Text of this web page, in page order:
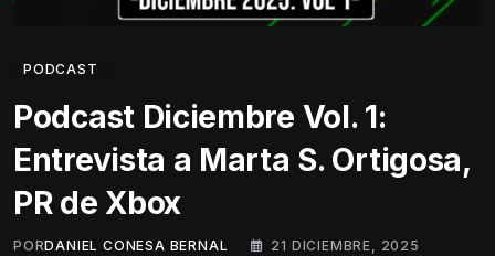
PODCAST
Podcast Diciembre Vol. 1:
Entrevista a Marta S. Ortigosa,
PR de Xbox
PORDANIEL CONESA BERNAL 21 DICIEMBRE, 2025